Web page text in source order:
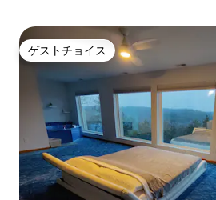
ゲストチョイス
ゲストチョイス